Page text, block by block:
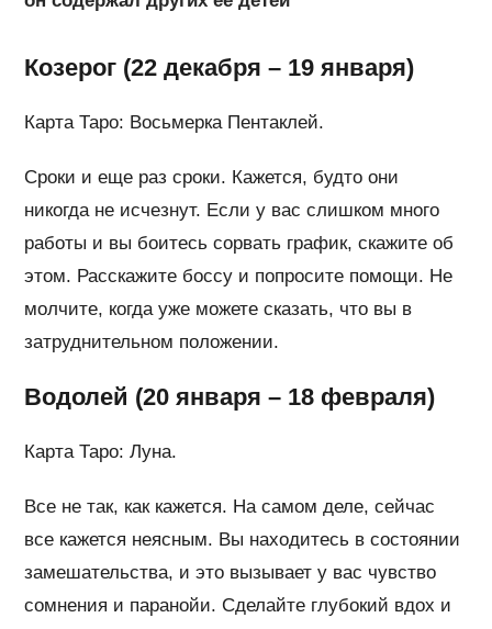
Козерог (22 декабря – 19 января)
Карта Таро: Восьмерка Пентаклей.
Сроки и еще раз сроки. Кажется, будто они
никогда не исчезнут. Если у вас слишком много
работы и вы боитесь сорвать график, скажите об
этом. Расскажите боссу и попросите помощи. Не
молчите, когда уже можете сказать, что вы в
затруднительном положении.
Водолей (20 января – 18 февраля)
Карта Таро: Луна.
Все не так, как кажется. На самом деле, сейчас
все кажется неясным. Вы находитесь в состоянии
замешательства, и это вызывает у вас чувство
сомнения и паранойи. Сделайте глубокий вдох и